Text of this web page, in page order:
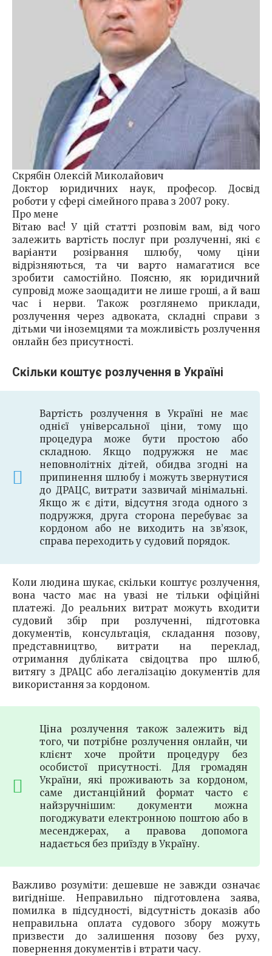
Скрябін Олексій Миколайович
Доктор юридичних наук, професор. Досвід
роботи у сфері сімейного права з 2007 року.
Про мене
Вітаю вас! У цій статті розповім вам, від чого
залежить вартість послуг при розлученні, які є
варіанти розірвання шлюбу, чому ціни
відрізняються, та чи варто намагатися все
зробити самостійно. Поясню, як юридичний
супровід може заощадити не лише гроші, а й ваш
час і нерви. Також розглянемо приклади,
розлучення через адвоката, складні справи з
дітьми чи іноземцями та можливість розлучення
онлайн без присутності.
Скільки коштує розлучення в Україні
Вартість розлучення в Україні не має
однієї універсальної ціни, тому що
процедура може бути простою або
складною. Якщо подружжя не має
неповнолітніх дітей, обидва згодні на
припинення шлюбу і можуть звернутися
до ДРАЦС, витрати зазвичай мінімальні.
Якщо ж є діти, відсутня згода одного з
подружжя, друга сторона перебуває за
кордоном або не виходить на зв’язок,
справа переходить у судовий порядок.
Коли людина шукає, скільки коштує розлучення,
вона часто має на увазі не тільки офіційні
платежі. До реальних витрат можуть входити
судовий збір при розлученні, підготовка
документів, консультація, складання позову,
представництво, витрати на переклад,
отримання дубліката свідоцтва про шлюб,
витягу з ДРАЦС або легалізацію документів для
використання за кордоном.
Ціна розлучення також залежить від
того, чи потрібне розлучення онлайн, чи
клієнт хоче пройти процедуру без
особистої присутності. Для громадян
України, які проживають за кордоном,
саме дистанційний формат часто є
найзручнішим: документи можна
погоджувати електронною поштою або в
месенджерах, а правова допомога
надається без приїзду в Україну.
Важливо розуміти: дешевше не завжди означає
вигідніше. Неправильно підготовлена заява,
помилка в підсудності, відсутність доказів або
неправильна оплата судового збору можуть
призвести до залишення позову без руху,
повернення документів і втрати часу.